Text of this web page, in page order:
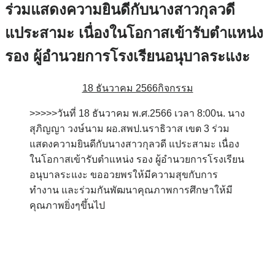
ร่วมแสดงความยินดีกับนางสาวกุลวดี
แประสามะ เนื่องในโอกาสเข้ารับตำแหน่ง
รอง ผู้อำนวยการโรงเรียนอนุบาลระแงะ
18 ธันวาคม 2566กิจกรรม
>>>>>วันที่ 18 ธันวาคม พ.ศ.2566 เวลา 8:00น. นาง
สุภิญญา วงษ์นาม ผอ.สพป.นราธิวาส เขต 3 ร่วม
แสดงความยินดีกับนางสาวกุลวดี แประสามะ เนื่อง
ในโอกาสเข้ารับตำแหน่ง รอง ผู้อำนวยการโรงเรียน
อนุบาลระแงะ ขออวยพรให้มีความสุขกับการ
ทำงาน และร่วมกันพัฒนาคุณภาพการศึกษาให้มี
คุณภาพยิ่งๆขึ้นไป